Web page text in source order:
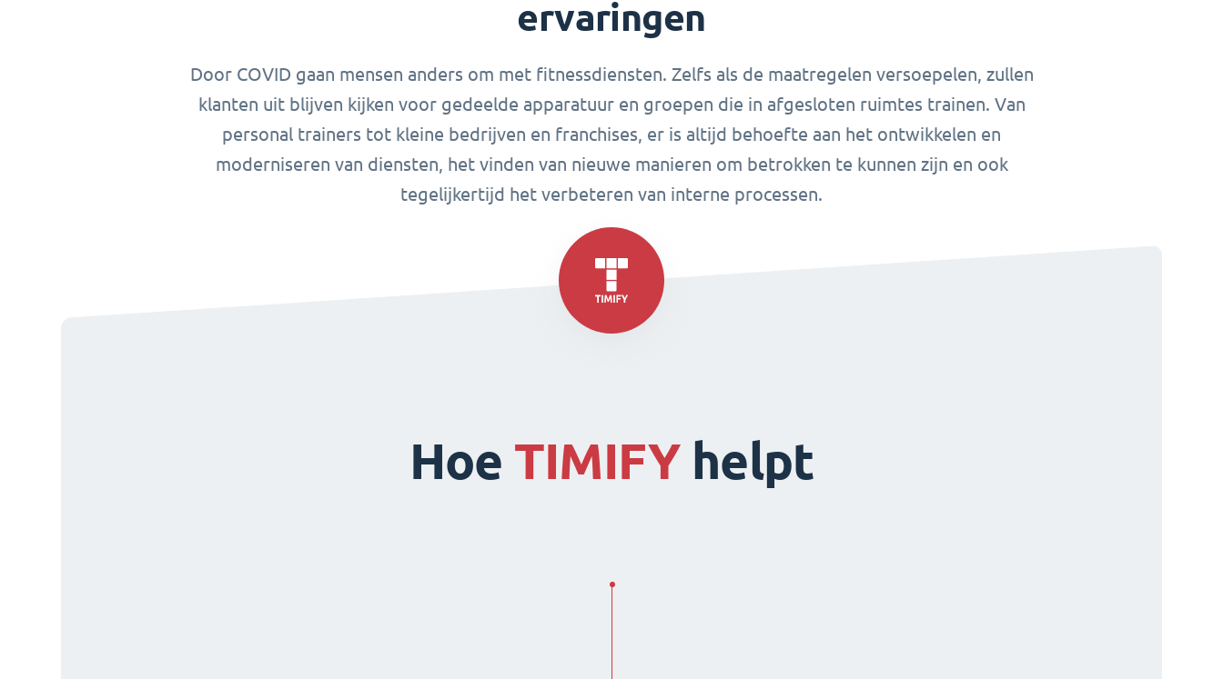
ervaringen
Door COVID gaan mensen anders om met fitnessdiensten. Zelfs als de maatregelen versoepelen, zullen
klanten uit blijven kijken voor gedeelde apparatuur en groepen die in afgesloten ruimtes trainen. Van
personal trainers tot kleine bedrijven en franchises, er is altijd behoefte aan het ontwikkelen en
moderniseren van diensten, het vinden van nieuwe manieren om betrokken te kunnen zijn en ook
tegelijkertijd het verbeteren van interne processen.
Hoe TIMIFYhelpt